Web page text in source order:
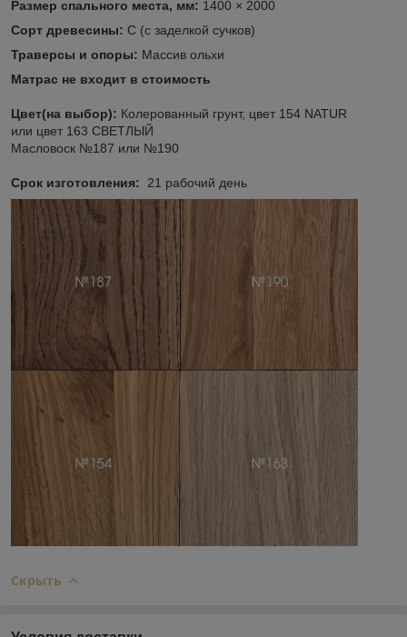
Размер спального места, мм: 1400 × 2000
Сорт древесины: С (с заделкой сучков)
Траверсы и опоры: Массив ольхи
Матрас не входит в стоимость
Цвет(на выбор): Колерованный грунт, цвет 154 NATUR
или цвет 163 СВЕТЛЫЙ
Масловоск №187 или №190
Срок изготовления: 21 рабочий день
Скрыть